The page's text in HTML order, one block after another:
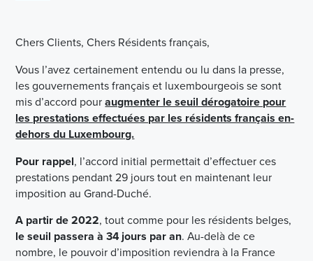
Chers Clients, Chers Résidents français,
Vous l’avez certainement entendu ou lu dans la presse,
les gouvernements français et luxembourgeois se sont
mis d’accord pouraugmenter le seuil dérogatoire pour
les prestations effectuées par les résidents français en-
dehors du Luxembourg.
Pour rappel, l’accord initial permettait d’effectuer ces
prestations pendant 29 jours tout en maintenant leur
imposition au Grand-Duché.
A partir de 2022, tout comme pour les résidents belges,
le seuil passera à 34 jours par an. Au-delà de ce
nombre, le pouvoir d’imposition reviendra à la France